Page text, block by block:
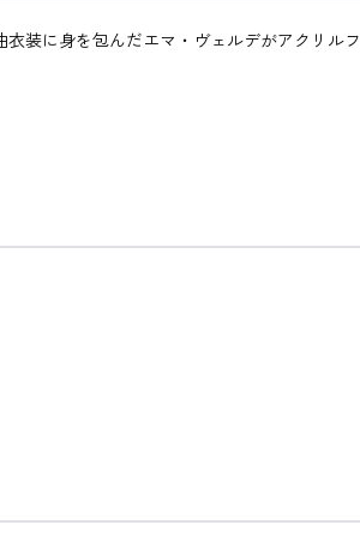
装に身を包んだエマ・ヴェルデがアクリル